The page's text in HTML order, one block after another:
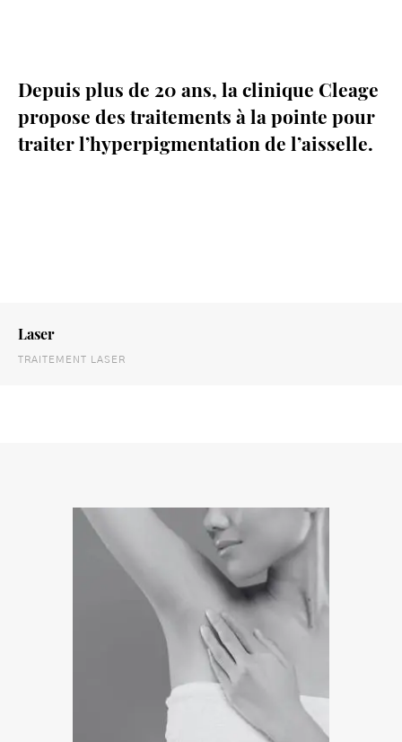
Depuis plus de 20 ans, la clinique Cleage
propose des traitements à la pointe pour
traiter l’hyperpigmentation de l’aisselle.
Laser
TRAITEMENT LASER